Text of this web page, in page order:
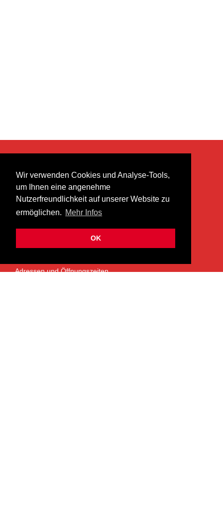
Wir verwenden Cookies und Analyse-Tools,
um Ihnen eine angenehme
Nutzerfreundlichkeit auf unserer Website zu
ermöglichen. Mehr Infos
OK
heer musik ag
Lättenstrasse 35
8952 Schlieren
info@heermusic.com
ÜBER UNS
Adressen und Öffnungszeiten